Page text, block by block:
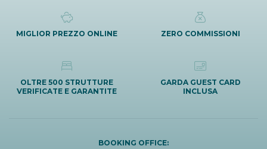
MIGLIOR PREZZO ONLINE ZERO COMMISSIONI
OLTRE 500 STRUTTURE
VERIFICATE E GARANTITE
GARDA GUEST CARD
INCLUSA
BOOKING OFFICE: